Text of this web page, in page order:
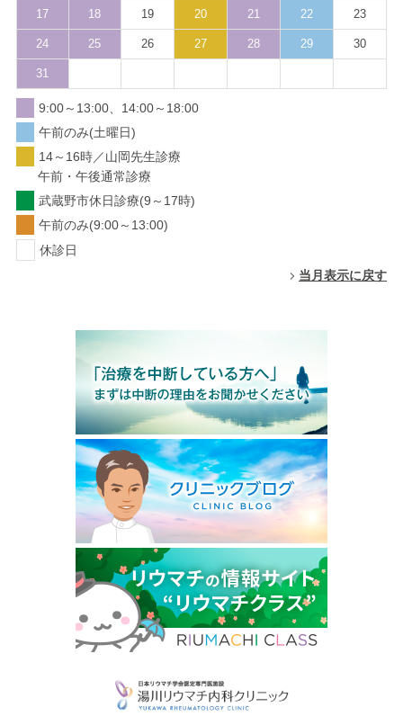
17 18 19 20 21 22 23
24 25 26 27 28 29 30
31
9:00～13:00、14:00～18:00
午前のみ(土曜日)
14～16時／山岡先生診療
午前・午後通常診療
武蔵野市休日診療(9～17時)
午前のみ(9:00～13:00)
休診日
当月表示に戻す